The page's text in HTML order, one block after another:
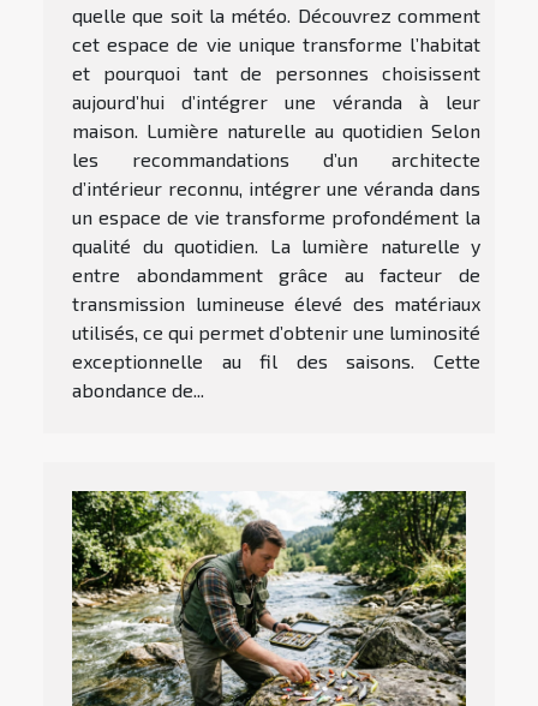
quelle que soit la météo. Découvrez comment
cet espace de vie unique transforme l’habitat
et pourquoi tant de personnes choisissent
aujourd’hui d’intégrer une véranda à leur
maison. Lumière naturelle au quotidien Selon
les recommandations d’un architecte
d’intérieur reconnu, intégrer une véranda dans
un espace de vie transforme profondément la
qualité du quotidien. La lumière naturelle y
entre abondamment grâce au facteur de
transmission lumineuse élevé des matériaux
utilisés, ce qui permet d’obtenir une luminosité
exceptionnelle au fil des saisons. Cette
abondance de...